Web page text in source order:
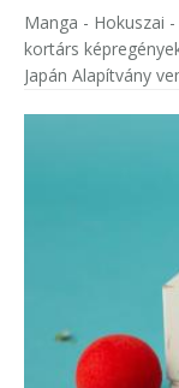
Manga - Hokuszai
kortárs
Japán Alapítvány